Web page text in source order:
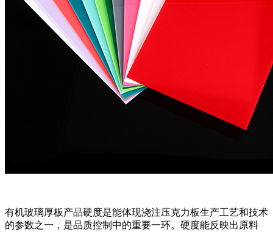
有机玻璃厚板产品硬度是能体现浇注压克力板生产工艺和技术
的参数之一，是品质控制中的重要一环。硬度能反映出原料